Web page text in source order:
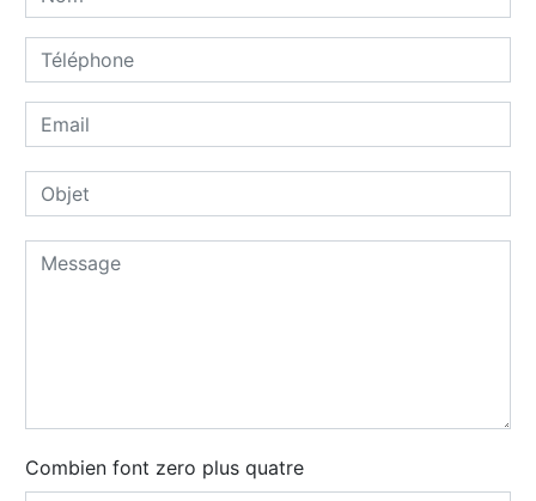
Combien font zero plus quatre